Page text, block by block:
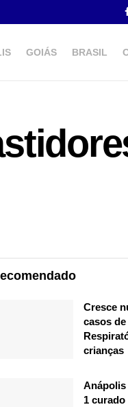
GOIÁS BRASIL
Cresce
casos
crianças
1